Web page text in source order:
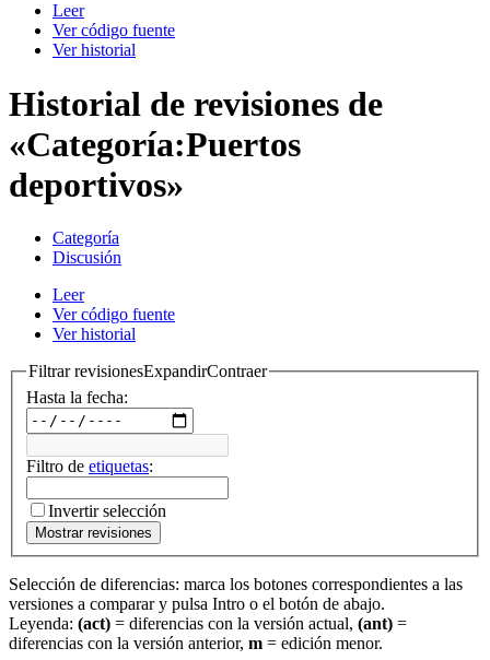
Leer
Ver código fuente
Ver historial
Historial de revisiones de
«Categoría:Puertos
deportivos»
Categoría
Discusión
Leer
Ver código fuente
Ver historial
Filtrar revisionesExpandirContraer
Hasta la fecha:
Filtro de etiquetas:
Invertir selección
Mostrar revisiones
Selección de diferencias: marca los botones correspondientes a las
versiones a comparar y pulsa Intro o el botón de abajo.
Leyenda: (act) = diferencias con la versión actual, (ant) =
diferencias con la versión anterior, m = edición menor.